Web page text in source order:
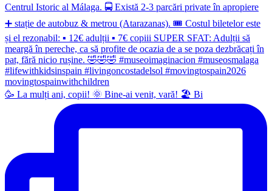
🥳 La mulți ani, copii! 🌞 Bine-ai venit, vară! 🏖 Bi